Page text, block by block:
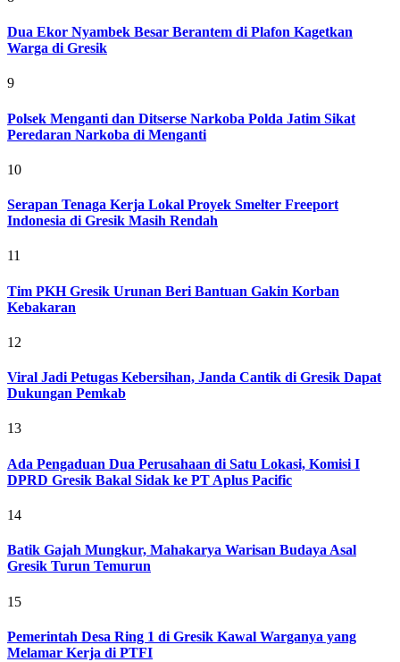
Dua Ekor Nyambek Besar Berantem di Plafon Kagetkan
Warga di Gresik
9
Polsek Menganti dan Ditserse Narkoba Polda Jatim Sikat
Peredaran Narkoba di Menganti
10
Serapan Tenaga Kerja Lokal Proyek Smelter Freeport
Indonesia di Gresik Masih Rendah
11
Tim PKH Gresik Urunan Beri Bantuan Gakin Korban
Kebakaran
12
Viral Jadi Petugas Kebersihan, Janda Cantik di Gresik Dapat
Dukungan Pemkab
13
Ada Pengaduan Dua Perusahaan di Satu Lokasi, Komisi I
DPRD Gresik Bakal Sidak ke PT Aplus Pacific
14
Batik Gajah Mungkur, Mahakarya Warisan Budaya Asal
Gresik Turun Temurun
15
Pemerintah Desa Ring 1 di Gresik Kawal Warganya yang
Melamar Kerja di PTFI